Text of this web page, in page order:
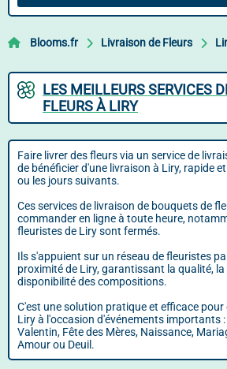
Blooms.fr Livraison de Fleurs
LES MEILLEURS SERVICES
FLEURS À LIRY
Faire livrer des fleurs via un service de
de bénéficier d'une livraison à Liry, rapide
ou les jours suivants.
Ces services de livraison de bouquets de
commander en ligne à toute heure,
fleuristes de Liry sont fermés.
Ils s'appuient sur un réseau de fleuristes
proximité de Liry, garantissant la qualité,
disponibilité des compositions.
C'est une solution pratique et efficace pour
Liry à l'occasion d'événements importants
Valentin, Fête des Mères, Naissance,
Amour ou Deuil.